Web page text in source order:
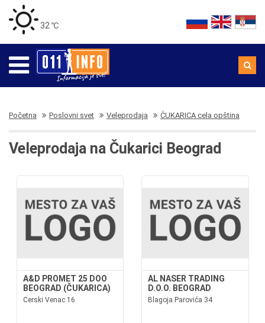
32 ℃
Početna Poslovni svet Veleprodaja ČUKARICA cela opština
Veleprodaja na Čukarici Beograd
A&D PROMET 25 DOO
BEOGRAD (ČUKARICA)
Cerski Venac 16
AL NASER TRADING
D.O.O. BEOGRAD
Blagoja Parovića 34